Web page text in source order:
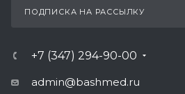
ПОДПИСКА НА РАССЫЛКУ
+7 (347) 294-90-00
admin@bashmed.ru